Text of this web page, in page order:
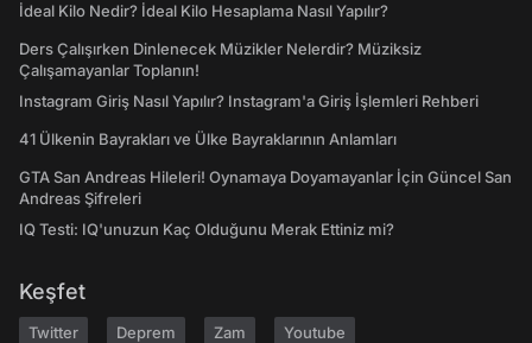
İdeal Kilo Nedir? İdeal Kilo Hesaplama Nasıl Yapılır?
Ders Çalışırken Dinlenecek Müzikler Nelerdir? Müziksiz
Çalışamayanlar Toplanın!
Instagram Giriş Nasıl Yapılır? Instagram'a Giriş İşlemleri Rehberi
41 Ülkenin Bayrakları ve Ülke Bayraklarının Anlamları
GTA San Andreas Hileleri! Oynamaya Doyamayanlar İçin Güncel San
Andreas Şifreleri
IQ Testi: IQ'unuzun Kaç Olduğunu Merak Ettiniz mi?
Keşfet
Twitter Deprem Zam Youtube